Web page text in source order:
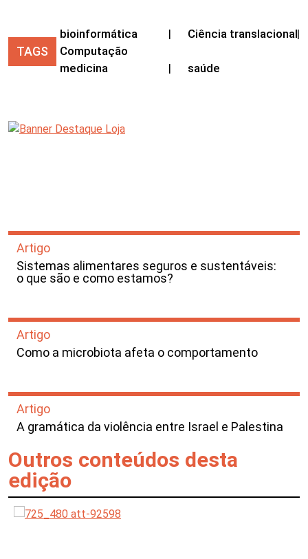
TAGS
bioinformática | Ciência translacional|
Computação
medicina
| saúde
Artigo
Sistemas alimentares seguros e sustentáveis:
o que são e como estamos?
Artigo
Como a microbiota afeta o comportamento
Artigo
A gramática da violência entre Israel e Palestina
Outros conteúdos desta
edição